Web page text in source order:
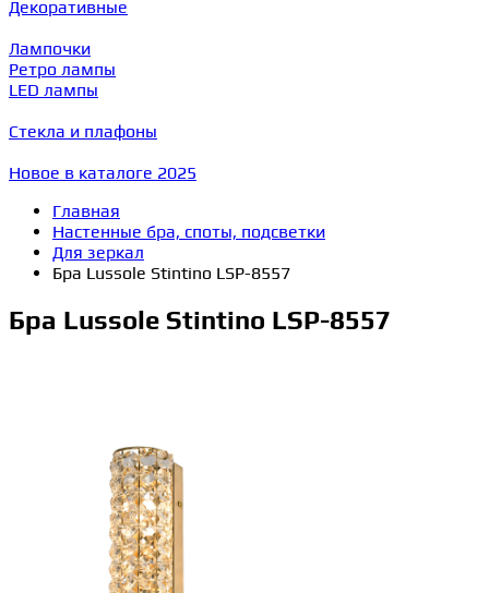
Декоративные
Лампочки
Ретро лампы
LED лампы
Стекла и плафоны
Новое в каталоге 2025
Главная
Настенные бра, споты, подсветки
Для зеркал
Бра Lussole Stintino LSP-8557
Бра Lussole Stintino LSP-8557